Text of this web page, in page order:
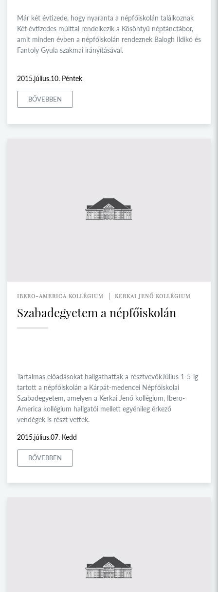
Már két évtizede, hogy nyaranta a népfőiskolán találkoznak
Két évtizedes múlttal rendelkezik a Kösöntyű néptánctábor,
amit minden évben a népfőiskolán rendeznek Balogh Ildikó és
Fantoly Gyula szakmai irányításával.
2015.július.10. Péntek
BŐVEBBEN
IBERO-AMERICA KOLLÉGIUM KERKAI JENŐ KOLLÉGIUM
Szabadegyetem a népfőiskolán
Tartalmas előadásokat hallgathattak a résztvevőkJúlius 1-5-ig
tartott a népfőiskolán a Kárpát-medencei Népfőiskolai
Szabadegyetem, amelyen a Kerkai Jenő kollégium, Ibero-
America kollégium hallgatói mellett egyénileg érkező
vendégek is részt vettek.
2015.július.07. Kedd
BŐVEBBEN